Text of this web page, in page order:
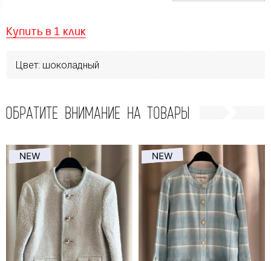
Купить в 1 клик
Цвет: шоколадный
ОБРАТИТЕ ВНИМАНИЕ НА ТОВАРЫ